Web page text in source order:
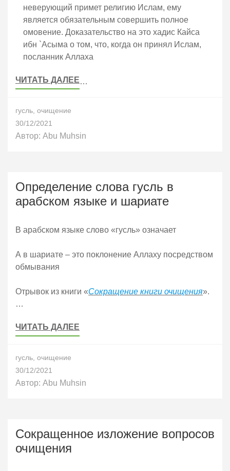
неверующий примет религию Ислам, ему
является обязательным совершить полное
омовение. Доказательство на это хадис Кайса
ибн `Асыма о том, что, когда он принял Ислам,
посланник Аллаха
…
ЧИТАТЬ ДАЛЕЕ
гусль очищение
30/12/2021
Автор: Abu Muhsin
Определение слова гусль в
арабском языке и шариате
В арабском языке слово «гусль» означает
А в шариате – это поклонение Аллаху посредством
обмывания
Отрывок из книги «Сокращение книги очищения».
…
ЧИТАТЬ ДАЛЕЕ
гусль очищение
30/12/2021
Автор: Abu Muhsin
Сокращенное изложение вопросов
очищения